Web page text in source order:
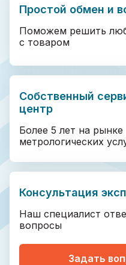
Простой обмен и
Поможем решить
с товаром
Собственный
центр
Более 5 лет на рынке
метрологических
Консультация
Наш специалист
вопросы
Задать